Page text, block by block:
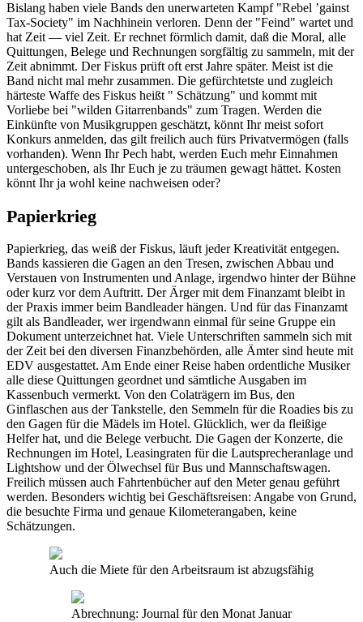
Bislang haben viele Bands den unerwarteten Kampf "Rebel ’gainst
Tax-Society" im Nachhinein verloren. Denn der "Feind" wartet und
hat Zeit — viel Zeit. Er rechnet förmlich damit, daß die Moral, alle
Quittungen, Belege und Rechnungen sorgfältig zu sammeln, mit der
Zeit abnimmt. Der Fiskus prüft oft erst Jahre später. Meist ist die
Band nicht mal mehr zusammen. Die gefürchtetste und zugleich
härteste Waffe des Fiskus heißt " Schätzung" und kommt mit
Vorliebe bei "wilden Gitarrenbands" zum Tragen. Werden die
Einkünfte von Musikgruppen geschätzt, könnt Ihr meist sofort
Konkurs anmelden, das gilt freilich auch fürs Privatvermögen (falls
vorhanden). Wenn Ihr Pech habt, werden Euch mehr Einnahmen
untergeschoben, als Ihr Euch je zu träumen gewagt hättet. Kosten
könnt Ihr ja wohl keine nachweisen oder?
Papierkrieg
Papierkrieg, das weiß der Fiskus, läuft jeder Kreativität entgegen.
Bands kassieren die Gagen an den Tresen, zwischen Abbau und
Verstauen von Instrumenten und Anlage, irgendwo hinter der Bühne
oder kurz vor dem Auftritt. Der Ärger mit dem Finanzamt bleibt in
der Praxis immer beim Bandleader hängen. Und für das Finanzamt
gilt als Bandleader, wer irgendwann einmal für seine Gruppe ein
Dokument unterzeichnet hat. Viele Unterschriften sammeln sich mit
der Zeit bei den diversen Finanzbehörden, alle Ämter sind heute mit
EDV ausgestattet. Am Ende einer Reise haben ordentliche Musiker
alle diese Quittungen geordnet und sämtliche Ausgaben im
Kassenbuch vermerkt. Von den Colaträgern im Bus, den
Ginflaschen aus der Tankstelle, den Semmeln für die Roadies bis zu
den Gagen für die Mädels im Hotel. Glücklich, wer da fleißige
Helfer hat, und die Belege verbucht. Die Gagen der Konzerte, die
Rechnungen im Hotel, Leasingraten für die Lautsprecheranlage und
Lightshow und der Ölwechsel für Bus und Mannschaftswagen.
Freilich müssen auch Fahrtenbücher auf den Meter genau geführt
werden. Besonders wichtig bei Geschäftsreisen: Angabe von Grund,
die besuchte Firma und genaue Kilometerangaben, keine
Schätzungen.
Auch die Miete für den Arbeitsraum ist abzugsfähig
Abrechnung: Journal für den Monat Januar